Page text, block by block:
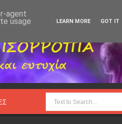
agent
usage LEARN MORE GOT IT